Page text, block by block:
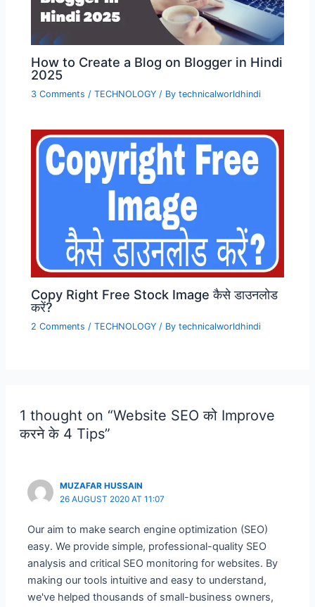
How to Create a Blog on Blogger in Hindi
2025
3 Comments /TECHNOLOGY / Bytechnicalworldhindi
Copy Right Free Stock Image कैसे डाउनलोड
करें?
2 Comments /TECHNOLOGY / Bytechnicalworldhindi
1 thought on “Website SEO को Improve
करने के 4 Tips”
MUZAFAR HUSSAIN
26 AUGUST 2020 AT 11:07
Our aim to make search engine optimization (SEO)
easy. We provide simple, professional-quality SEO
analysis and critical SEO monitoring for websites. By
making our tools intuitive and easy to understand,
we've helped thousands of small-business owners,